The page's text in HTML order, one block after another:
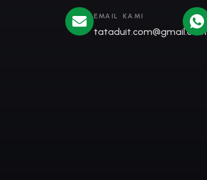
EMAIL KAMI
tataduit.com@gmail.com